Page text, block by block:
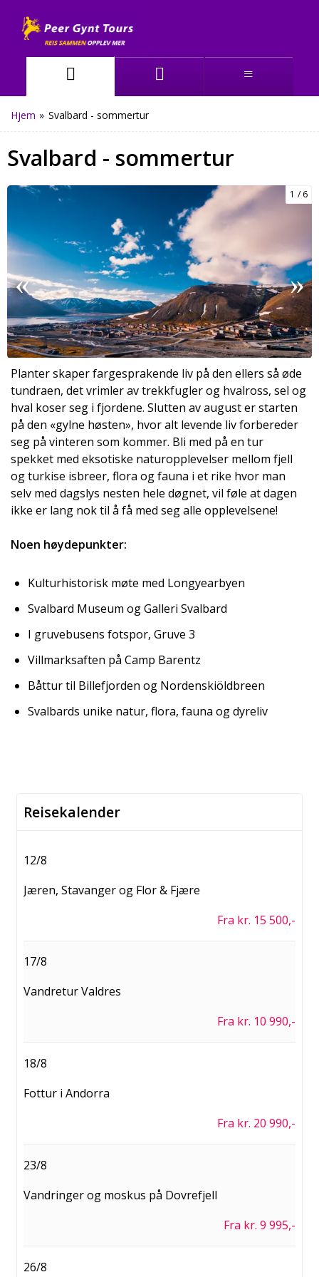
Hjem » Svalbard - sommertur
Svalbard - sommertur
1 6
Planter skaper fargesprakende liv på den ellers så øde
tundraen, det vrimler av trekkfugler og hvalross, sel og
hval koser seg i fjordene. Slutten av august er starten
på den «gylne høsten», hvor alt levende liv forbereder
seg på vinteren som kommer. Bli med på en tur
spekket med eksotiske naturopplevelser mellom fjell
og turkise isbreer, flora og fauna i et rike hvor man
selv med dagslys nesten hele døgnet, vil føle at dagen
ikke er lang nok til å få med seg alle opplevelsene!
Noen høydepunkter:
Kulturhistorisk møte med Longyearbyen
Svalbard Museum og Galleri Svalbard
I gruvebusens fotspor, Gruve 3
Villmarksaften på Camp Barentz
Båttur til Billefjorden og Nordenskiöldbreen
Svalbards unike natur, flora, fauna og dyreliv
Reisekalender
12/8
Jæren, Stavanger og Flor & Fjære
Fra kr. 15 500,-
17/8
Vandretur Valdres
Fra kr. 10 990,-
18/8
Fottur i Andorra
Fra kr. 20 990,-
23/8
Vandringer og moskus på Dovrefjell
Fra kr. 9 995,-
26/8